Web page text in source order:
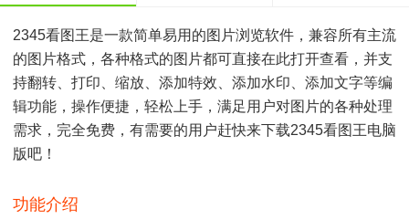
2345看图王是一款简单易用的图片浏览软件，兼容所有主流
的图片格式，各种格式的图片都可直接在此打开查看，并支
持翻转、打印、缩放、添加特效、添加水印、添加文字等编
辑功能，操作便捷，轻松上手，满足用户对图片的各种处理
需求，完全免费，有需要的用户赶快来下载2345看图王电脑
版吧！
功能介绍